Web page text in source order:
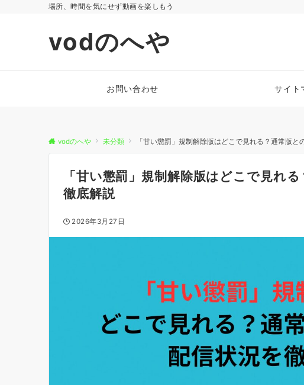
場所、時間を気にせず動画を楽しもう
vodのへや
お問い合わせ サイト
vodのへや 未分類 「甘い懲罰」規制解除版はどこで見れる？通常版
「甘い懲罰」規制解除版はどこで見れ
徹底解説
2026年3月27日